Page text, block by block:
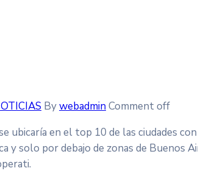
BywebadminComment off
ubicaría en el top 10 de las ciudades
y solo por debajo de zonas de Buenos